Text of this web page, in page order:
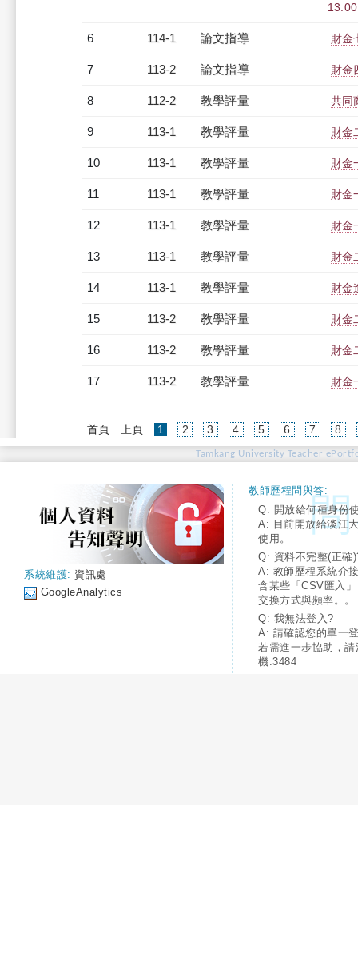
6 114-1 論文指導 財金
7 113-2 論文指導 財金
8 112-2 教學評量 共同
9 113-1 教學評量 財金
10 113-1 教學評量 財金
11 113-1 教學評量 財金
12 113-1 教學評量 財金
13 113-1 教學評量 財金
14 113-1 教學評量 財金
15 113-2 教學評量 財金
16 113-2 教學評量 財金
17 113-2 教學評量 財金
首頁 上頁 1 (current)
2 3 4 5 6 7 8
Tamkang University Teacher
系統維護: 資訊處
GoogleAnalytics
教師歷程問與答:
Q: 開放給何種身份
A: 目前開放給淡江
使用。
Q: 資料不完整(正確
A: 教師歷程系統介
含某些「CSV匯入
交換方式與頻率。。
Q: 我無法登入?
A: 請確認您的單一
若需進一步協助，
機:3484